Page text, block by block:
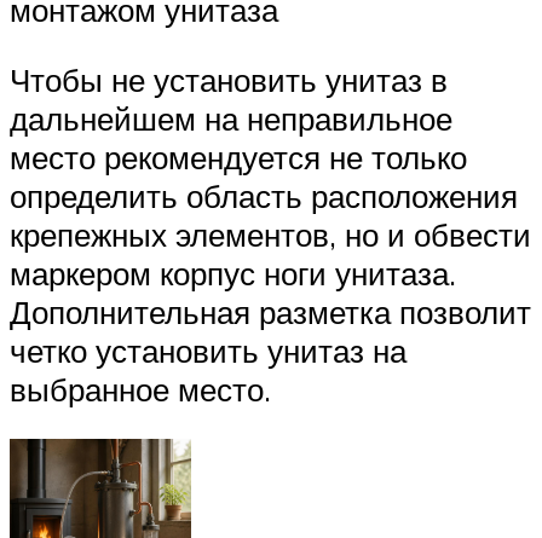
монтажом унитаза
Чтобы не установить унитаз в
дальнейшем на неправильное
место рекомендуется не только
определить область расположения
крепежных элементов, но и обвести
маркером корпус ноги унитаза.
Дополнительная разметка позволит
четко установить унитаз на
выбранное место.